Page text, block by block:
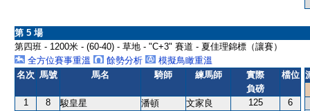
第 5 場
第四班 - 1200米 - (60-40) - 草地 - "C+3" 賽道 - 夏佳理錦標（讓賽）
全方位賽事重溫
餘勢分析
模擬鳥瞰重溫
名次 馬號 馬名 騎師 練馬師
實際
負磅
檔位
1 8 駿皇星 潘頓 文家良 125
6